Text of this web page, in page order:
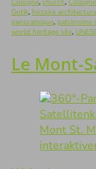
Cologne, church, Cologne
Gotik, histoire
panoramique, patrimoine
world heritage site,
Le Mont-
Mont St.